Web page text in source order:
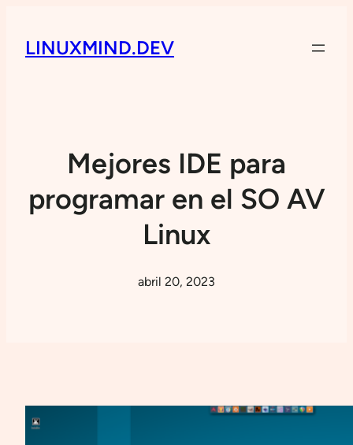
LINUXMIND.DEV
Mejores IDE para
programar en el SO AV
Linux
abril 20, 2023